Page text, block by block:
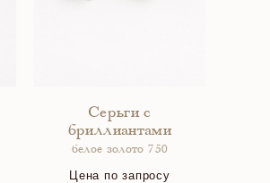
Серьги с
бриллиантами
белое золото 750
Цена по запросу